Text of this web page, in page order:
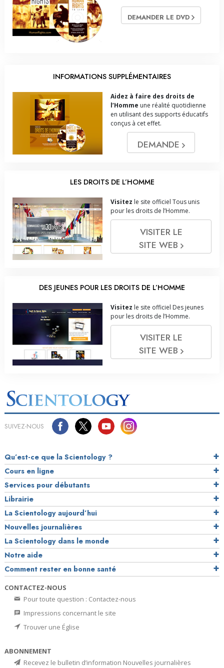
DEMANDER LE DVD
INFORMATIONS SUPPLÉMENTAIRES
Aidez à faire des droits de
l’Homme une réalité quotidienne
en utilisant des supports éducatifs
conçus à cet effet.
DEMANDE
LES DROITS DE L’HOMME
Visitez le site officiel Tous unis
pour les droits de l’Homme.
VISITER LE
SITE WEB
DES JEUNES POUR LES DROITS DE L’HOMME
Visitez le site officiel Des jeunes
pour les droits de l’Homme.
VISITER LE
SITE WEB
SUIVEZ-NOUS
Qu’est-ce que la Scientology ?
Cours en ligne
Services pour débutants
Librairie
La Scientology aujourd’hui
Nouvelles journalières
La Scientology dans le monde
Notre aide
Comment rester en bonne santé
CONTACTEZ-NOUS
Pour toute question : Contactez-nous
Impressions concernant le site
Trouver une Église
ABONNEMENT
Recevez le bulletin d’information Nouvelles journalières